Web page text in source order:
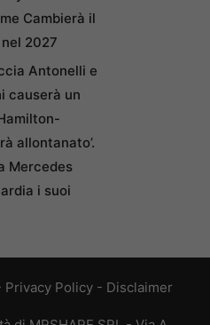
Cambierà il
2027
Antonelli e
causerà un
allontanato’.
Mercedes
i suoi
Privacy Policy - Disclaimer